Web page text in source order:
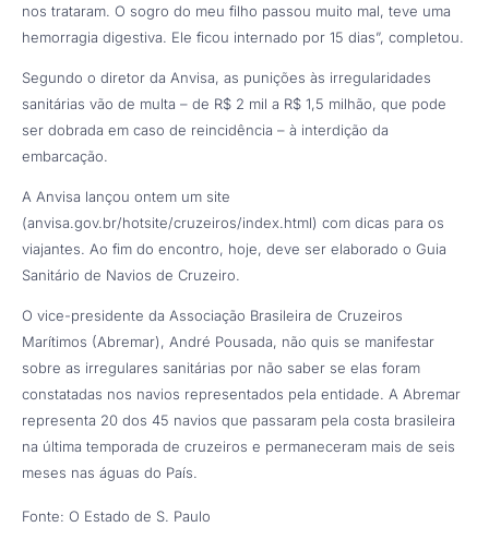
nos trataram. O sogro do meu filho passou muito mal, teve uma
hemorragia digestiva. Ele ficou internado por 15 dias”, completou.
Segundo o diretor da Anvisa, as punições às irregularidades
sanitárias vão de multa – de R$ 2 mil a R$ 1,5 milhão, que pode
ser dobrada em caso de reincidência – à interdição da
embarcação.
A Anvisa lançou ontem um site
(anvisa.gov.br/hotsite/cruzeiros/index.html) com dicas para os
viajantes. Ao fim do encontro, hoje, deve ser elaborado o Guia
Sanitário de Navios de Cruzeiro.
O vice-presidente da Associação Brasileira de Cruzeiros
Marítimos (Abremar), André Pousada, não quis se manifestar
sobre as irregulares sanitárias por não saber se elas foram
constatadas nos navios representados pela entidade. A Abremar
representa 20 dos 45 navios que passaram pela costa brasileira
na última temporada de cruzeiros e permaneceram mais de seis
meses nas águas do País.
Fonte: O Estado de S. Paulo